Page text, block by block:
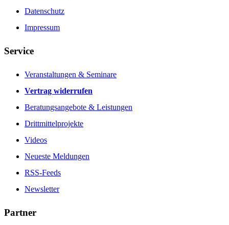
Datenschutz
Impressum
Service
Veranstaltungen & Seminare
Vertrag widerrufen
Beratungsangebote & Leistungen
Drittmittelprojekte
Videos
Neueste Meldungen
RSS-Feeds
Newsletter
Partner